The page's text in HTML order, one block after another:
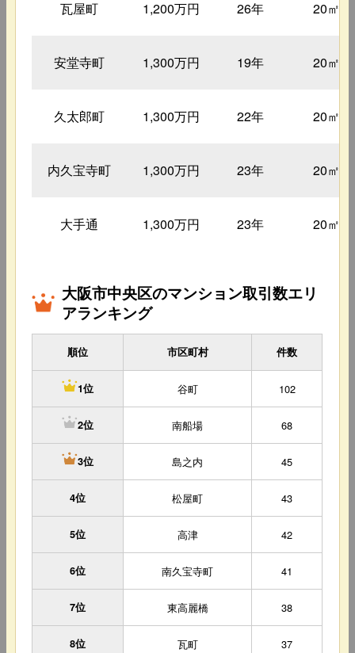
瓦屋町 1,200万円 26年 20㎡
安堂寺町 1,300万円 19年 20㎡
久太郎町 1,300万円 22年 20㎡
内久宝寺町 1,300万円 23年 20㎡
大手通 1,300万円 23年 20㎡
大阪市中央区のマンション取引数エリ
アランキング
順位 市区町村 件数
1位 谷町 102
2位 南船場 68
3位 島之内 45
4位 松屋町 43
5位 高津 42
6位 南久宝寺町 41
7位 東高麗橋 38
8位 瓦町 37